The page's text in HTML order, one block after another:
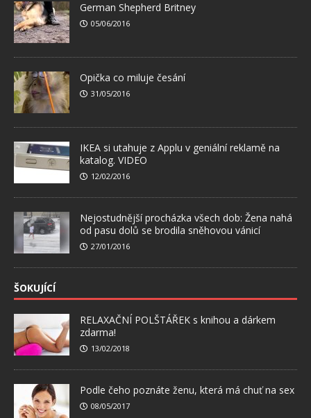
German Shepherd Britney
05/06/2016
Opička co miluje česání
31/05/2016
IKEA si utahuje z Applu v geniální reklamě na
katalog. VIDEO
12/02/2016
Nejostudnější procházka všech dob: Žena nahá
od pasu dolů se brodila sněhovou vánicí
27/01/2016
ŠOKUJÍCÍ
RELAXAČNÍ POLŠTÁŘEK s knihou a dárkem
zdarma!
13/02/2018
Podle čeho poznáte ženu, která má chuť na sex
08/05/2017